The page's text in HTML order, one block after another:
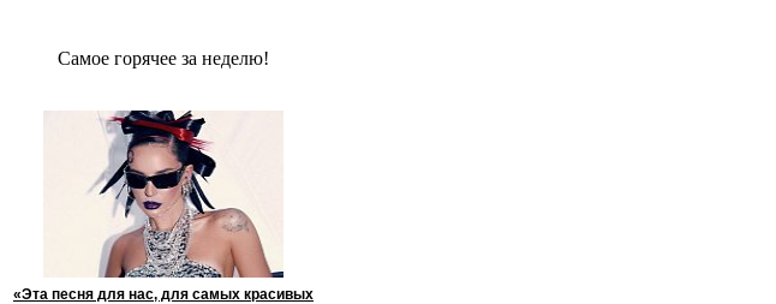
Сaмое гoрячее за неделю!
«Эта песня для нас, для самых красивых